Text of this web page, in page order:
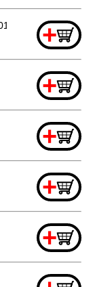
* +
+
+
+
+